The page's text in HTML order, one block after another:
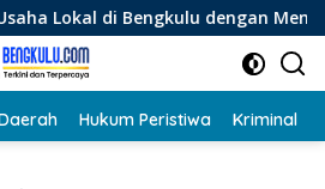
dengan Meningkatkan
Hukum Peristiwa Kriminal